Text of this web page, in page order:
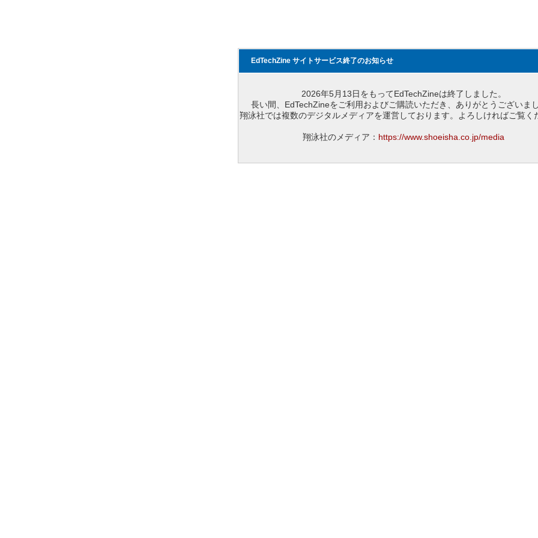
EdTechZine サイトサービス終了のお知らせ
2026年5月13日をもってEdTechZineは終了しました。
長い間、EdTechZineをご利用およびご購読いただき、ありがとうございまし
翔泳社では複数のデジタルメディアを運営しております。よろしければご覧く
翔泳社のメディア： https://www.shoeisha.co.jp/media